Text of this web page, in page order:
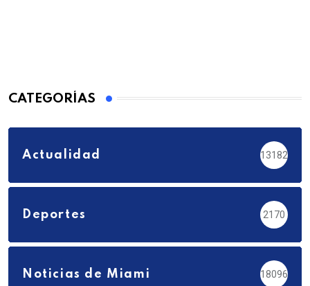
CATEGORÍAS
Actualidad 13182
Deportes 2170
Noticias de Miami 18096